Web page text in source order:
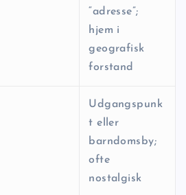
“adresse”;
hjem i
geografisk
forstand
Udgangspunk
t eller
barndomsby;
ofte
nostalgisk